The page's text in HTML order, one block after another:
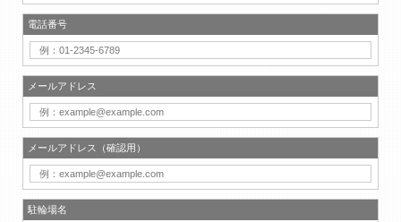
電話番号
メールアドレス
メールアドレス（確認用）
駐輪場名